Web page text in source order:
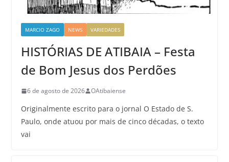
MARCIO ZAGO NEWS VARIEDADES
HISTÓRIAS DE ATIBAIA – Festa
de Bom Jesus dos Perdões
6 de agosto de 2026 OAtibaiense
Originalmente escrito para o jornal O Estado de S.
Paulo, onde atuou por mais de cinco décadas, o texto
vai